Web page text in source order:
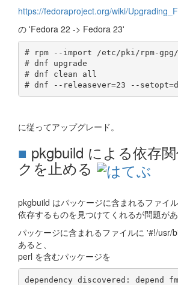
https://fedoraproject.org/wiki/
の 'Fedora 22 -> Fedora 23'
# rpm --import /etc/pki/rpm-gpg/
# dnf upgrade
# dnf clean all
に従ってアップグレード。
■ pkgbuild による依存
クを止める
pkgbuild はパッケージに含まれるファイル
依存するものを見つけてくれるが問題があ
パッケージに含まれるファイルに '#!/usr/
あると、
perl を含むパッケージを
dependency discovered: